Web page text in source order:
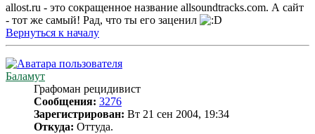
allost.ru - это сокращенное название allsoundtracks.com. А сайт
- тот же самый! Рад, что ты его заценил
Вернуться к началу
Баламут
Графоман рецидивист
Сообщения: 3276
Зарегистрирован: Вт 21 сен 2004, 19:34
Откуда: Оттуда.